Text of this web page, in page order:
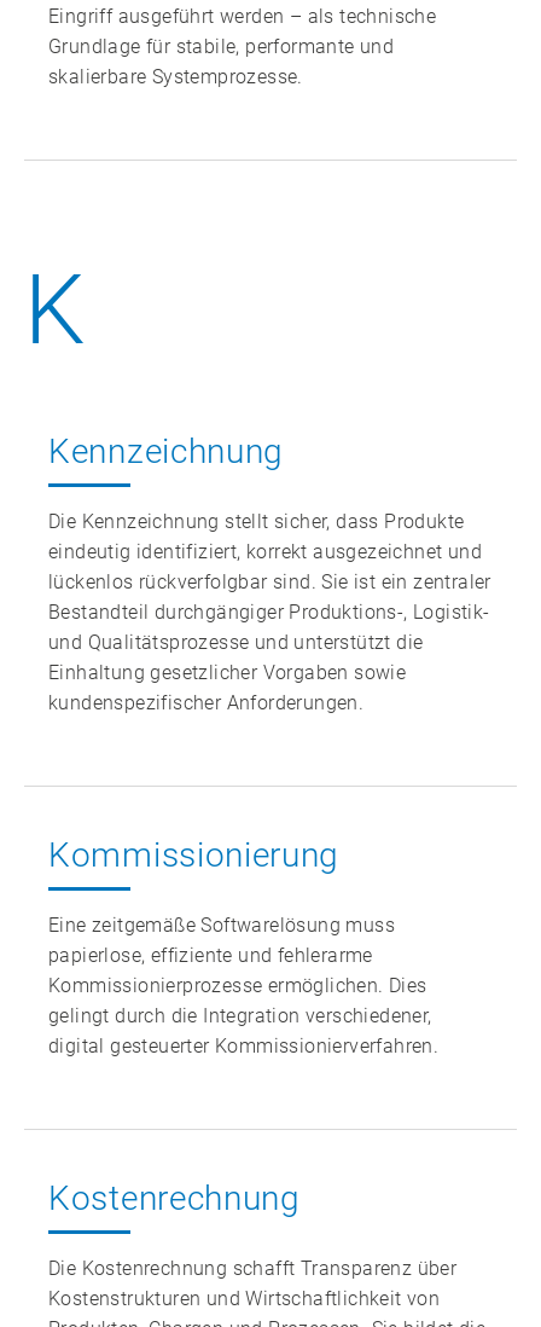
Eingriff ausgeführt werden – als technische
Grundlage für stabile, performante und
skalierbare Systemprozesse.
K
Kennzeichnung
Die Kennzeichnung stellt sicher, dass Produkte
eindeutig identifiziert, korrekt ausgezeichnet und
lückenlos rückverfolgbar sind. Sie ist ein zentraler
Bestandteil durchgängiger Produktions‑, Logistik‑
und Qualitätsprozesse und unterstützt die
Einhaltung gesetzlicher Vorgaben sowie
kundenspezifischer Anforderungen.
Kommissionierung
Eine zeitgemäße Softwarelösung muss
papierlose, effiziente und fehlerarme
Kommissionierprozesse ermöglichen. Dies
gelingt durch die Integration verschiedener,
digital gesteuerter Kommissionierverfahren.
Kostenrechnung
Die Kostenrechnung schafft Transparenz über
Kostenstrukturen und Wirtschaftlichkeit von